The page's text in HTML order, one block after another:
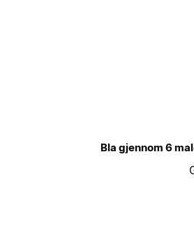
Bla gjennom 6